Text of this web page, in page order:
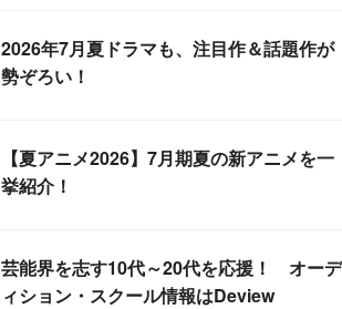
2026年7月夏ドラマも、注目作＆話題作が
勢ぞろい！
【夏アニメ2026】7月期夏の新アニメを一
挙紹介！
芸能界を志す10代～20代を応援！ オーデ
ィション・スクール情報はDeview